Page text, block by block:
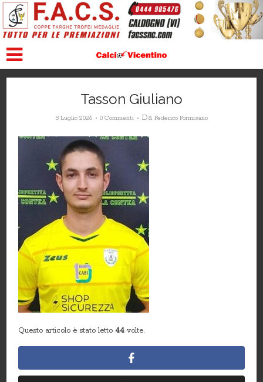
Tasson Giuliano
5 Luglio 2026 0 Commenti Da Federico Formisano
Questo articolo è stato letto 44 volte.